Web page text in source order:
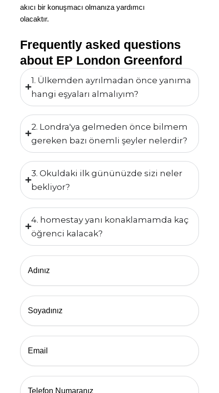
akıcı bir konuşmacı olmanıza yardımcı
olacaktır.
Frequently asked questions
about EP London Greenford
1. Ülkemden ayrılmadan önce yanıma
hangi eşyaları almalıyım?
2. Londra'ya gelmeden önce bilmem
gereken bazı önemli şeyler nelerdir?
3. Okuldaki ilk gününüzde sizi neler
bekliyor?
4. homestay yanı konaklamamda kaç
öğrenci kalacak?